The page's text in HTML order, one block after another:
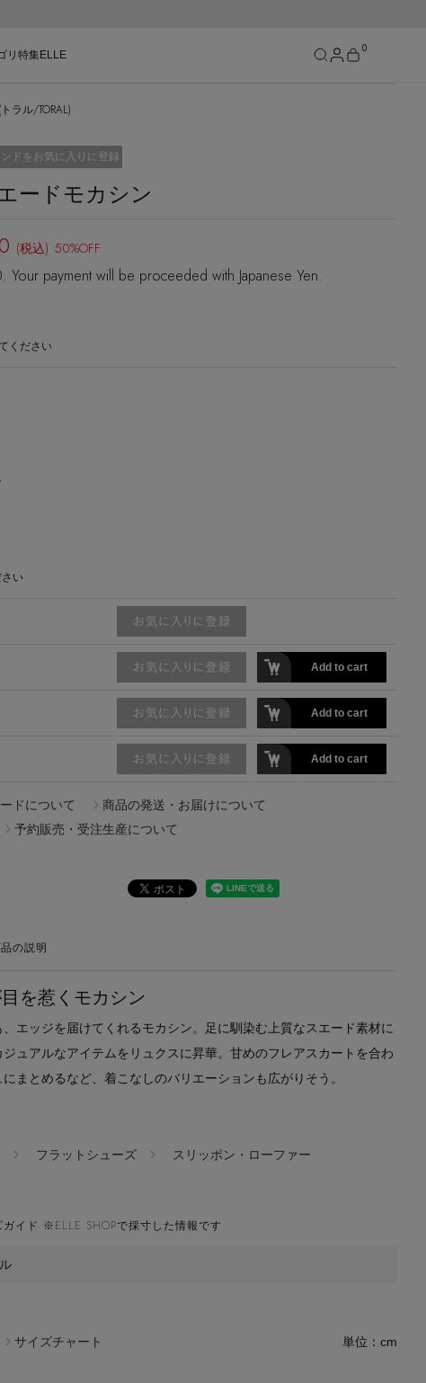
リ 特集ELLE
0
ラル/TORAL)
済
ドをお気に入りに登録
ードモカシン
(税込) 50%OFF
Your payment will be proceeded with Japanese Yen.
ください
い
Add to cart
Add to cart
Add to cart
ドについて
商品の発送・お届けについて
予約販売・受注生産について
の説明
を惹くモカシン
エッジを届けてくれるモカシン。足に馴染む上質なスエード素材に
ュアルなアイテムをリュクスに昇華。甘めのフレアスカートを合わ
まとめるなど、着こなしのバリエーションも広がりそう。
フラットシューズ スリッポン・ローファー
ガイド ※ELLE SHOPで採寸した情報です
サイズチャート 単位：cm